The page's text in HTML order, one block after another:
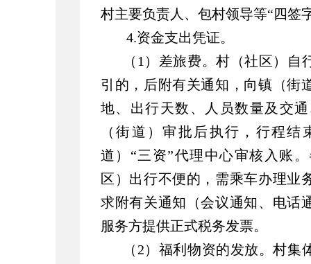
村主要负责人、包村领导等“四签
4.资金支出凭证。
（1）差旅费。村（社区）
引的，后附有关通知，向镇（街
地、出行天数、人员数量及交
（街道）审批后执行，行程
道）“三资”代理中心审核入账
区）出行不便的，需乘车办理业
求附有关通知（会议通知、电话
服务方提供正式税务发票。
（2）福利物资的发放。村